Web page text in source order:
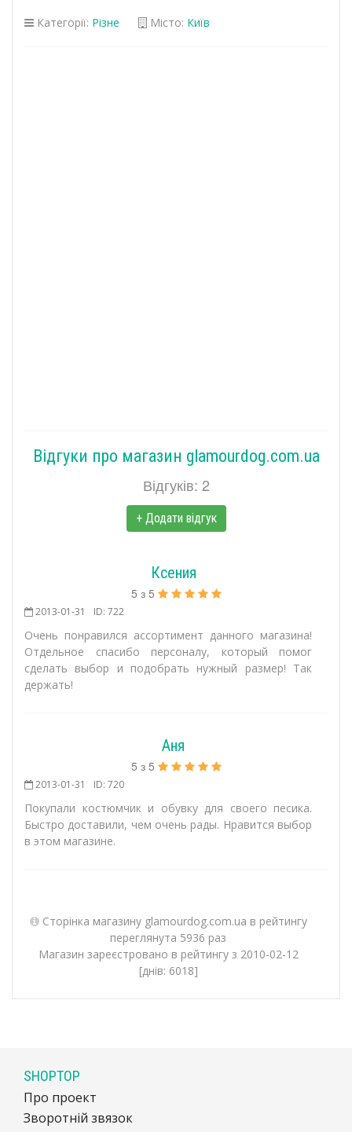
Категорії: Різне Місто: Київ
Відгуки про магазин glamourdog.com.ua
Відгуків: 2
+ Додати відгук
Ксения
5 з 5
2013-01-31 ID: 722
Очень понравился ассортимент данного магазина!
Отдельное спасибо персоналу, который помог
сделать выбор и подобрать нужный размер! Так
держать!
Аня
5 з 5
2013-01-31 ID: 720
Покупали костюмчик и обувку для своего песика.
Быстро доставили, чем очень рады. Нравится выбор
в этом магазине.
Сторінка магазину glamourdog.com.ua в рейтингу
переглянута 5936 раз
Магазин зареєстровано в рейтингу з 2010-02-12
[днів: 6018]
SHOPTOP
Про проект
Зворотній звязок